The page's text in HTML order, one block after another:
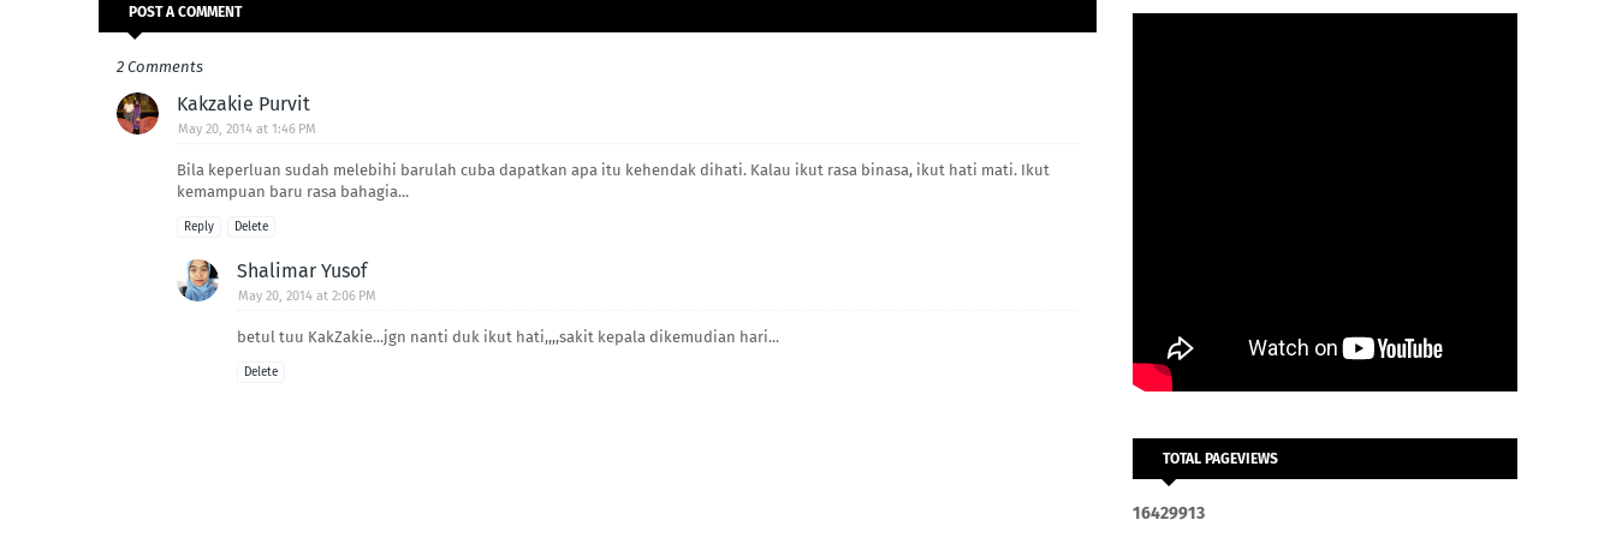
POST A COMMENT
2 Comments
Kakzakie Purvit
May 20, 2014 at 1:46 PM
Bila keperluan sudah melebihi barulah cuba dapatkan apa itu kehendak dihati. Kalau ikut rasa binasa, ikut hati mati. Ikut
kemampuan baru rasa bahagia...
Reply Delete
Shalimar Yusof
May 20, 2014 at 2:06 PM
betul tuu KakZakie...jgn nanti duk ikut hati,,,,sakit kepala dikemudian hari...
Delete
TOTAL PAGEVIEWS
16429913